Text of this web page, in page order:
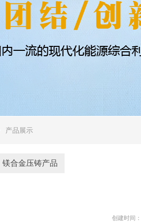
产品展示
创建时间：
镁合金压铸产品